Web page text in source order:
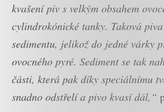
kvašení piv s velkým obsahem
cylindrokónické tanky. Taková
sedimentu, jelikož do jedné várky
ovocného pyré. Sediment se tak
části, která pak díky speciálnímu
snadno odstřelí a pivo kvasí dál,“